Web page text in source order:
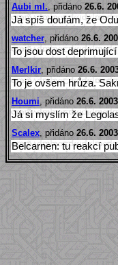
Aubi ml. , přidáno 26.6.
Já spíš doufám, že
watcher , přidáno 26.6.
To jsou dost
Merlkir , přidáno 26.6.
To je ovšem hrůza.
Houmi , přidáno 26.6.
Já si myslím že
Scalex , přidáno 26.6.
Belcarnen: tu reakcí